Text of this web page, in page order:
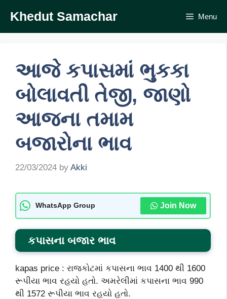
content
Khedut Samachar Menu
આજે કપાસમાં ભુકકા
બોલાવતી તેજી, જાણો
આજના તમામ
બજારોના ભાવ
22/03/2024 by Akki
WhatsApp Group Join Now
કપાસના બજાર ભાવ
kapas price : રાજકોટમાં કપાસના ભાવ 1400 થી 1600
રૂપીયા ભાવ રહયો હતો. અમરેલીમાં કપાસના ભાવ 990
થી 1572 રૂપીયા ભાવ રહયો હતો.